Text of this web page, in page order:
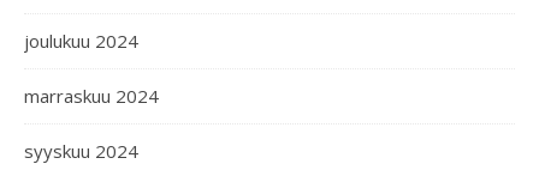
joulukuu 2024
marraskuu 2024
syyskuu 2024